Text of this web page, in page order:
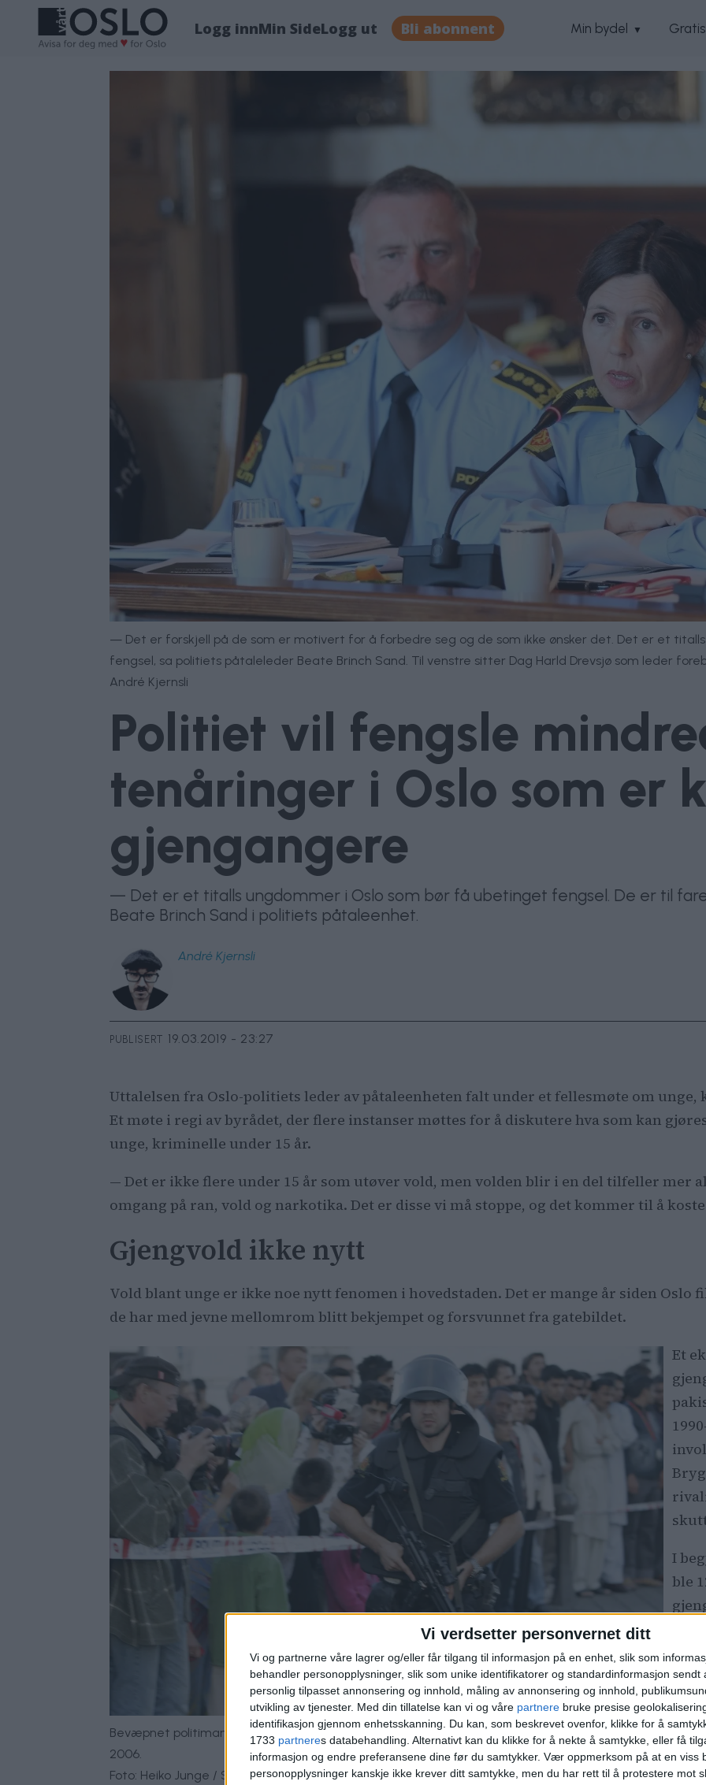
Vi verdsetter personvernet ditt
Vi og partnerne våre lagrer og/eller får tilgang til informasjon på en enhet, slik som
behandler personopplysninger, slik som unike identifikatorer og standardinformasjon sendt
personlig tilpasset annonsering og innhold, måling av annonsering og innhold,
utvikling av tjenester. Med din tillatelse kan vi og våre partnere bruke presise
identifikasjon gjennom enhetsskanning. Du kan, som beskrevet ovenfor, klikke for å
1733 partneres databehandling. Alternativt kan du klikke for å nekte å samtykke, eller få
informasjon og endre preferansene dine før du samtykker. Vær oppmerksom på at en viss
personopplysninger kanskje ikke krever ditt samtykke, men du har rett til å protestere mot
Logg innMin SideLogg ut Bli abonnent Min bydel
— Det er forskjell på de som er motivert for å forbedre seg og de som ikke ønsker det. Det er et
fengsel, sa politiets påtaleleder Beate Brinch Sand. Til venstre sitter Dag Harld Drevsjø som leder
André Kjernsli
Politiet vil fengsle
tenåringer i Oslo som er
gjengangere
— Det er et titalls ungdommer i Oslo som bør få ubetinget fengsel. De er til
Beate Brinch Sand i politiets påtaleenhet.
André Kjernsli
PUBLISERT 19.03.2019 - 23:27
Uttalelsen fra Oslo-politiets leder av påtaleenheten falt under et fellesmøte om
Et møte i regi av byrådet, der flere instanser møttes for å diskutere hva som kan
unge, kriminelle under 15 år.
— Det er ikke flere under 15 år som utøver vold, men volden blir i en del tilfeller mer
omgang på ran, vold og narkotika. Det er disse vi må stoppe, og det kommer til å
Gjengvold ikke nytt
Vold blant unge er ikke noe nytt fenomen i hovedstaden. Det er mange år siden Oslo
de har med jevne mellomrom blitt bekjempet og forsvunnet fra gatebildet.
Bevæpnet politimann og skuelystne etter skyting og gjengoppgjør ved Aker brygge i august
2006.
Foto: Heiko Junge / SCANPIX
Et
I
ble
Les